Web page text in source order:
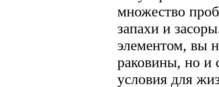
множество
запахи и
элементом, вы
раковины, но и
условия для